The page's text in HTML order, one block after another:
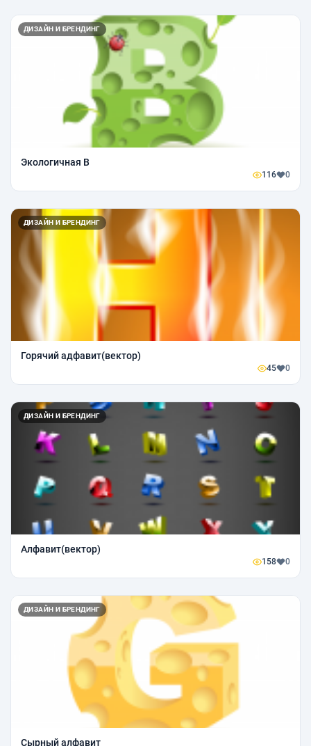
ДИЗАЙН И БРЕНДИНГ
Экологичная В
116 0
ДИЗАЙН И БРЕНДИНГ
Горячий адфавит(вектор)
45 0
ДИЗАЙН И БРЕНДИНГ
Алфавит(вектор)
158 0
ДИЗАЙН И БРЕНДИНГ
Сырный алфавит